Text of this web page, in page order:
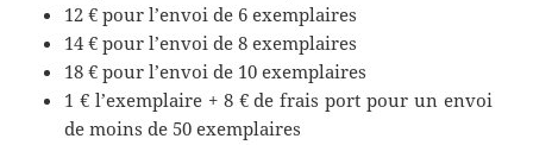
12 € pour l’envoi de 6 exemplaires
14 € pour l’envoi de 8 exemplaires
18 € pour l’envoi de 10 exemplaires
1 € l’exemplaire + 8 € de frais port pour un envoi
de moins de 50 exemplaires